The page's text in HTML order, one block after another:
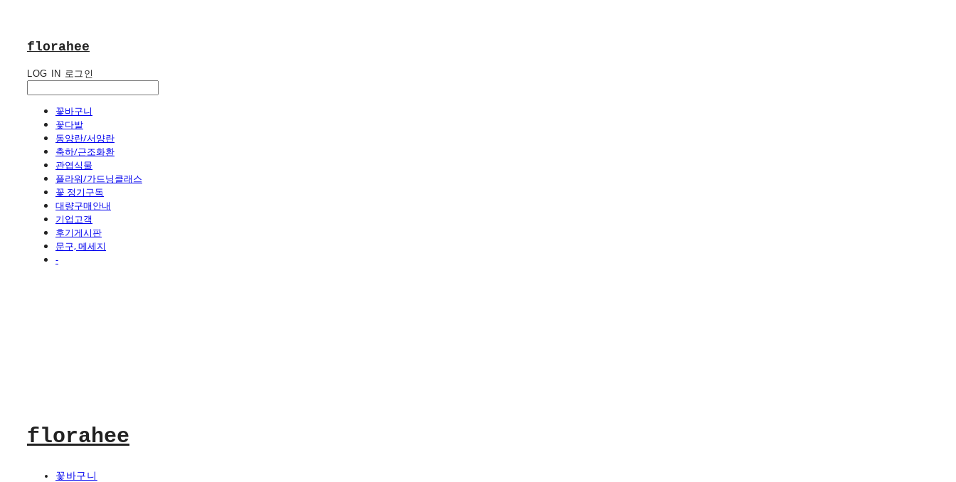
florahee
LOG IN 로그인
꽃바구니
꽃다발
동양란/서양란
축하/근조화환
관엽식물
플라워/가드닝클래스
꽃 정기구독
대량구매안내
기업고객
후기게시판
문구, 메세지
-
florahee
꽃바구니